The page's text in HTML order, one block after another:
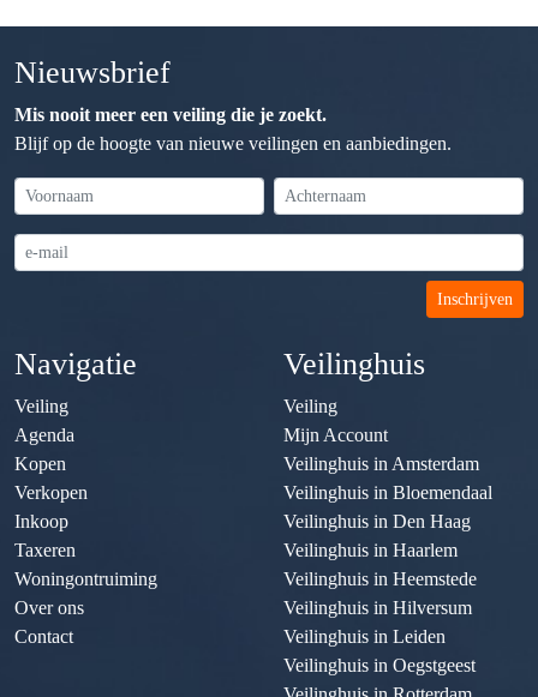
Nieuwsbrief
Mis nooit meer een veiling die je zoekt.
Blijf op de hoogte van nieuwe veilingen en aanbiedingen.
Inschrijven
Navigatie
Veiling
Agenda
Kopen
Verkopen
Inkoop
Taxeren
Woningontruiming
Over ons
Contact
Veilinghuis
Veiling
Mijn Account
Veilinghuis in Amsterdam
Veilinghuis in Bloemendaal
Veilinghuis in Den Haag
Veilinghuis in Haarlem
Veilinghuis in Heemstede
Veilinghuis in Hilversum
Veilinghuis in Leiden
Veilinghuis in Oegstgeest